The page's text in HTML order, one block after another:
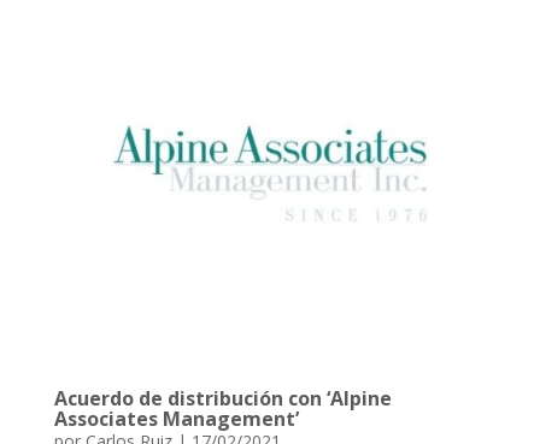
Acuerdo de distribución con ‘Alpine
Associates Management’